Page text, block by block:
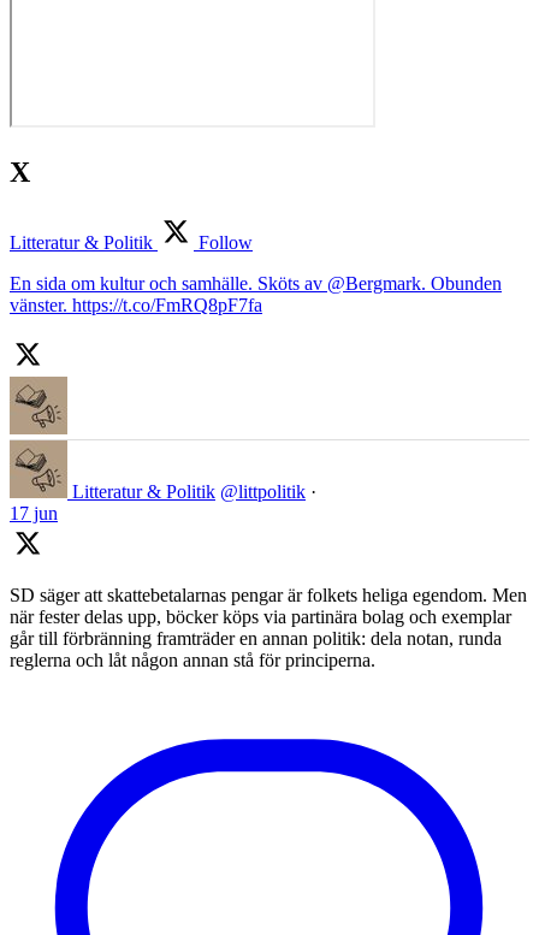
X
Litteratur & Politik
Follow
En sida om kultur och samhälle. Sköts av @Bergmark. Obunden
vänster. https://t.co/FmRQ8pF7fa
Litteratur & Politik @littpolitik ·
17 jun
SD säger att skattebetalarnas pengar är folkets heliga egendom. Men
när fester delas upp, böcker köps via partinära bolag och exemplar
går till förbränning framträder en annan politik: dela notan, runda
reglerna och låt någon annan stå för principerna.